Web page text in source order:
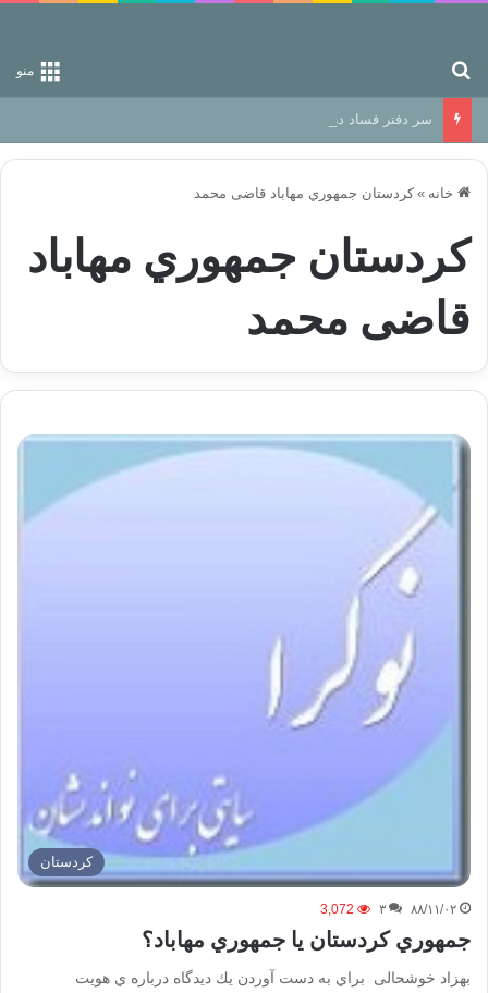
منو
سر دفتر فساد در زمین‌، دوری وکناره‌گیری از راه خداست‌!
خانه » كردستان جمهوري مهاباد قاضی محمد
كردستان جمهوري مهاباد
قاضی محمد
كردستان
۸۸/۱۱/۰۲ ۳ 3,072
جمهوري كردستان يا جمهوري مهاباد؟
بهزاد خوشحالی براي به دست آوردن يك ديدگاه درباره ي هويت